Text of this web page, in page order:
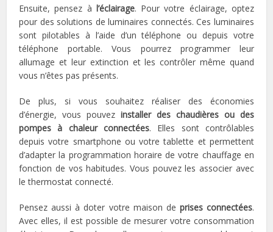
Ensuite, pensez à l’éclairage. Pour votre éclairage, optez
pour des solutions de luminaires connectés. Ces luminaires
sont pilotables à l’aide d’un téléphone ou depuis votre
téléphone portable. Vous pourrez programmer leur
allumage et leur extinction et les contrôler même quand
vous n’êtes pas présents.
De plus, si vous souhaitez réaliser des économies
d’énergie, vous pouvezinstaller des chaudières ou des
pompes à chaleur connectées. Elles sont contrôlables
depuis votre smartphone ou votre tablette et permettent
d’adapter la programmation horaire de votre chauffage en
fonction de vos habitudes. Vous pouvez les associer avec
le thermostat connecté.
Pensez aussi à doter votre maison de prises connectées.
Avec elles, il est possible de mesurer votre consommation